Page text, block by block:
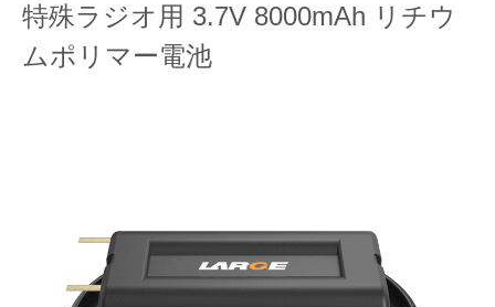
特殊ラジオ用 3.7V 8000mAh リチウ
ムポリマー電池